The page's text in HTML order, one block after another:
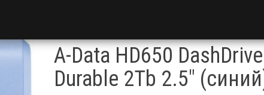
A-Data HD650 DashDrive
Durable 2Tb 2.5″